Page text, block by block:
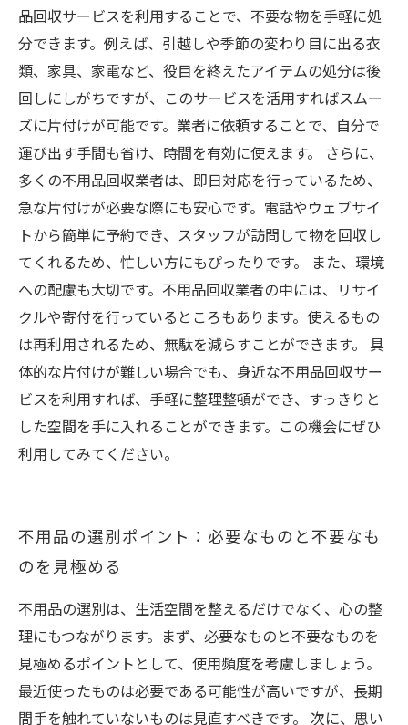
品回収サービスを利用することで、不要な物を手軽に処
分できます。例えば、引越しや季節の変わり目に出る衣
類、家具、家電など、役目を終えたアイテムの処分は後
回しにしがちですが、このサービスを活用すればスムー
ズに片付けが可能です。業者に依頼することで、自分で
運び出す手間も省け、時間を有効に使えます。 さらに、
多くの不用品回収業者は、即日対応を行っているため、
急な片付けが必要な際にも安心です。電話やウェブサイ
トから簡単に予約でき、スタッフが訪問して物を回収し
てくれるため、忙しい方にもぴったりです。 また、環境
への配慮も大切です。不用品回収業者の中には、リサイ
クルや寄付を行っているところもあります。使えるもの
は再利用されるため、無駄を減らすことができます。 具
体的な片付けが難しい場合でも、身近な不用品回収サー
ビスを利用すれば、手軽に整理整頓ができ、すっきりと
した空間を手に入れることができます。この機会にぜひ
利用してみてください。
不用品の選別ポイント：必要なものと不要なも
のを見極める
不用品の選別は、生活空間を整えるだけでなく、心の整
理にもつながります。まず、必要なものと不要なものを
見極めるポイントとして、使用頻度を考慮しましょう。
最近使ったものは必要である可能性が高いですが、長期
間手を触れていないものは見直すべきです。 次に、思い